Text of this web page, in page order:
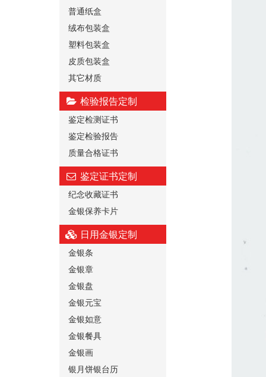
普通纸盒
绒布包装盒
塑料包装盒
皮质包装盒
其它材质
检验报告定制
鉴定检测证书
鉴定检验报告
质量合格证书
鉴定证书定制
纪念收藏证书
金银保养卡片
日用金银定制
金银条
金银章
金银盘
金银元宝
金银如意
金银餐具
金银画
银月饼银台历